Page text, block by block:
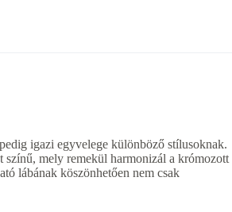
igazi egyvelege különböző stílusoknak.
színű, mely remekül harmonizál a krómozott
lábának köszönhetően nem csak